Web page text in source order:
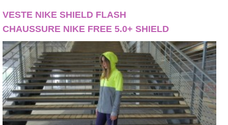
VESTE NIKE SHIELD FLASH
CHAUSSURE NIKE FREE 5.0+ SHIELD